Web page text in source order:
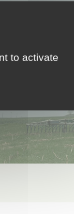
to activate